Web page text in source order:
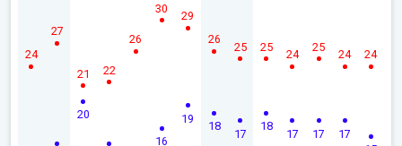
24
27
20
21 22
26
16
30
19
29
18
26
17
25
18
25
17
24
17
25
17
24 24